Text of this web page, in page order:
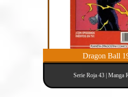
Dragon Ball
Serie Roja 43 | Manga